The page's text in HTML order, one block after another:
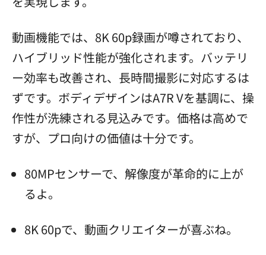
動画機能では、8K 60p録画が噂されており、
ハイブリッド性能が強化されます。バッテリ
ー効率も改善され、長時間撮影に対応するは
ずです。ボディデザインはA7R Vを基調に、操
作性が洗練される見込みです。価格は高めで
すが、プロ向けの価値は十分です。
80MPセンサーで、解像度が革命的に上が
るよ。
8K 60pで、動画クリエイターが喜ぶね。